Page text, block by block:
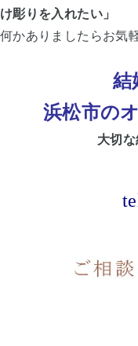
彫りを入れたい」
かありましたらお気
結
浜松市の
大切な